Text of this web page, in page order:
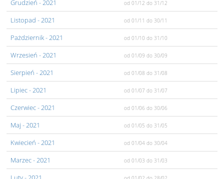
Grudzień - 2021 od 01/12 do 31/12
Listopad - 2021 od 01/11 do 30/11
Pażdziernik- 2021 od 01/10 do 31/10
Wrzesień - 2021 od 01/09 do 30/09
Sierpień - 2021 od 01/08 do 31/08
Lipiec- 2021 od 01/07 do 31/07
Czerwiec- 2021 od 01/06 do 30/06
Maj - 2021 od 01/05 do 31/05
Kwiecień - 2021 od 01/04 do 30/04
Marzec- 2021 od 01/03 do 31/03